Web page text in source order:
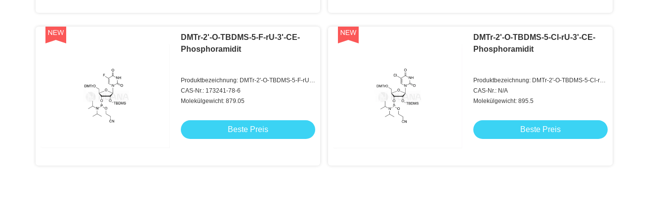
DMTr-2'-O-TBDMS-5-F-rU-3'-CE-
Phosphoramidit
Produktbezeichnung: DMTr-2'-O-TBDMS-5-F-rU-
3'-CE-Phosphoramidit
CAS-Nr.: 173241-78-6
Molekülgewicht: 879.05
Beste Preis
DMTr-2'-O-TBDMS-5-Cl-rU-3'-CE-
Phosphoramidit
Produktbezeichnung: DMTr-2'-O-TBDMS-5-Cl-rU-
3'-CE-Phosphoramidit
CAS-Nr.: N/A
Molekülgewicht: 895.5
Beste Preis